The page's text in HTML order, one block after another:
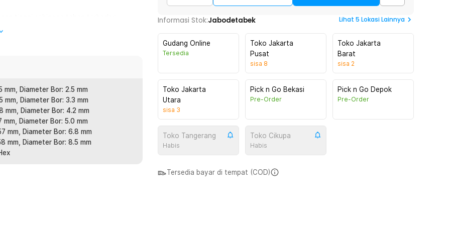
pemotongan yang lebih tinggi
menjadi lebih cepat, rapi, dan presisi.
yang dapat disesuaikan dengan
dapat menangani berbagai jenis
tetapi juga dapat digunakan untuk
keperluan penyambungan atau
untuk merapikan atau
mm, Diameter Bor: 2.5 mm
mm, Diameter Bor: 3.3 mm
mm, Diameter Bor: 4.2 mm
mm, Diameter Bor: 5.0 mm
mm, Diameter Bor: 6.8 mm
mm, Diameter Bor: 8.5 mm
Informasi Stok:Jabodetabek Lihat 5 Lokasi Lainnya
Gudang Online
Tersedia
Toko Jakarta
Pusat
sisa 8
Toko Jakarta
Barat
sisa 2
Toko Jakarta
Utara
sisa 3
Pick n Go Bekasi
Pre-Order
Pick n Go Depok
Pre-Order
Toko Tangerang
Habis
Toko Cikupa
Habis
Tersedia bayar di tempat (COD)